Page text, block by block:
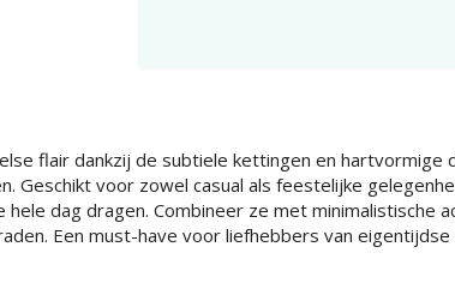
flair dankzij de subtiele kettingen en
Geschikt voor zowel casual als feestelijke
dag dragen. Combineer ze met minimalistische
Een must-have voor liefhebbers van eigentijdse